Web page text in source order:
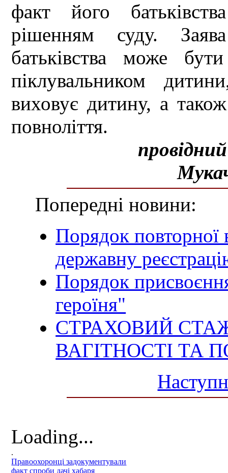
факт його
рішенням суду.
батьківства може
піклувальником
виховує дитину, а
повноліття.
Попередні новини:
Порядок повторної
державну
Порядок
героїня"
СТРАХОВИЙ
ВАГІТНОСТІ ТА
Loading...
.
Правоохоронці задокументували
факт спроби дачі хабаря